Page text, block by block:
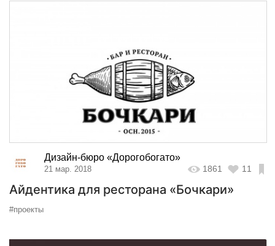
Дизайн-бюро «Дорогобогато»
21 мар. 2018 1861 11
Айдентика для ресторана «Бочкари»
#проекты